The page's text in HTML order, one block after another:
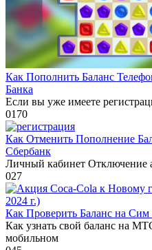
Как Пополнить Баланс
Банка
Если вы уже имеете
0170
Как Отменить Пополнение
Сбербанк
Личный кабинет Отключение
027
Как Проверить Баланс на
Как узнать свой баланс на
мобильном